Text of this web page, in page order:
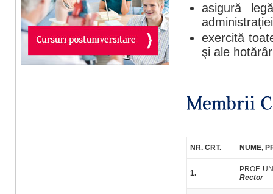
asigură
exercită
şi ale
NR. CRT. NUME,
1.
PROF.
Rector